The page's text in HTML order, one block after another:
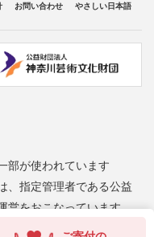
お問い合わせ やさしい日本語
部が使われています
、指定管理者である公益
営をおこなっています